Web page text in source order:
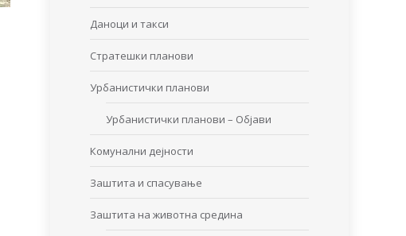
Даноци и такси
Стратешки планови
Урбанистички планови
Урбанистички планови – Објави
Комунални дејности
Заштита и спасување
Заштита на животна средина